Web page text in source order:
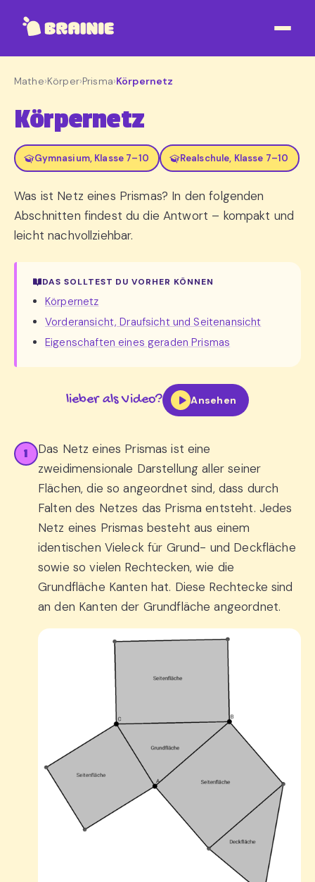
Mathe›Körper›Prisma›Körpernetz
Körpernetz
Gymnasium, Klasse 7–10 Realschule, Klasse 7–10
Was ist Netz eines Prismas? In den folgenden
Abschnitten findest du die Antwort – kompakt und
leicht nachvollziehbar.
DAS SOLLTEST DU VORHER KÖNNEN
Körpernetz
Vorderansicht, Draufsicht und Seitenansicht
Eigenschaften eines geraden Prismas
lieber als Video? Ansehen
1
Das Netz eines Prismas ist eine
zweidimensionale Darstellung aller seiner
Flächen, die so angeordnet sind, dass durch
Falten des Netzes das Prisma entsteht. Jedes
Netz eines Prismas besteht aus einem
identischen Vieleck für Grund- und Deckfläche
sowie so vielen Rechtecken, wie die
Grundfläche Kanten hat. Diese Rechtecke sind
an den Kanten der Grundfläche angeordnet.